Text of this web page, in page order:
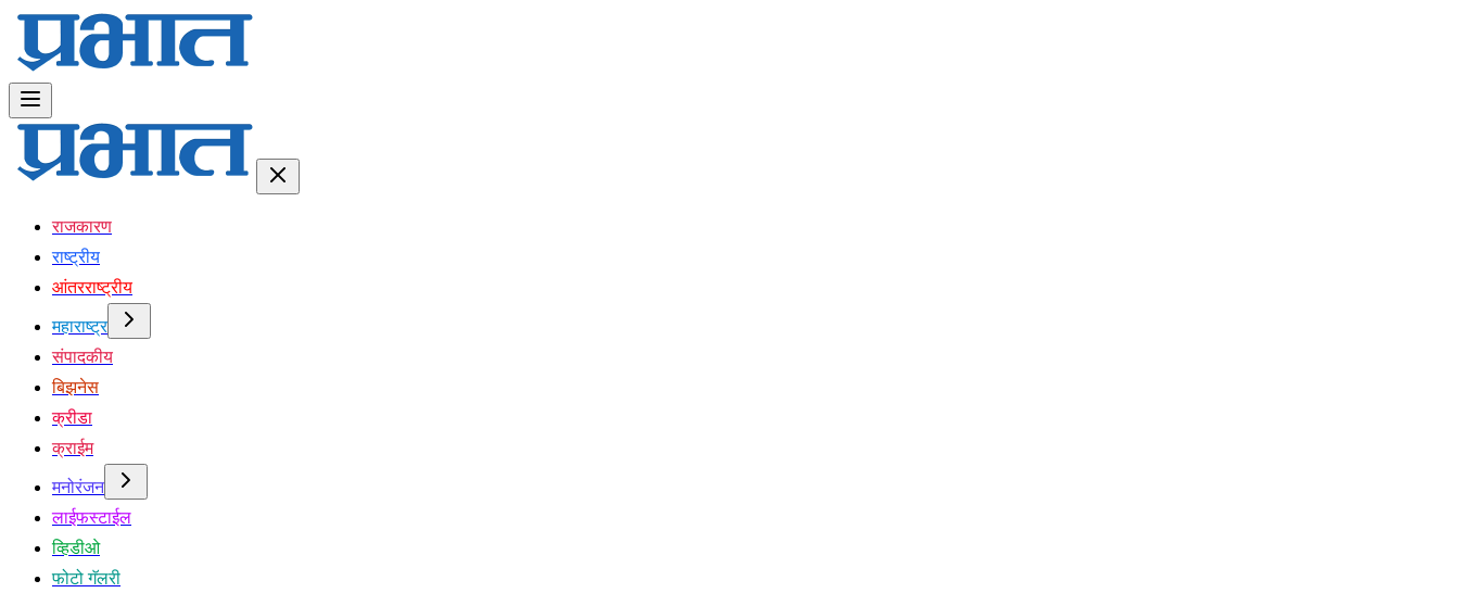
राजकारण
राष्ट्रीय
आंतरराष्ट्रीय
महाराष्ट्र
संपादकीय
बिझनेस
क्रीडा
क्राईम
मनोरंजन
लाईफस्टाईल
व्हिडीओ
फोटो गॅलरी